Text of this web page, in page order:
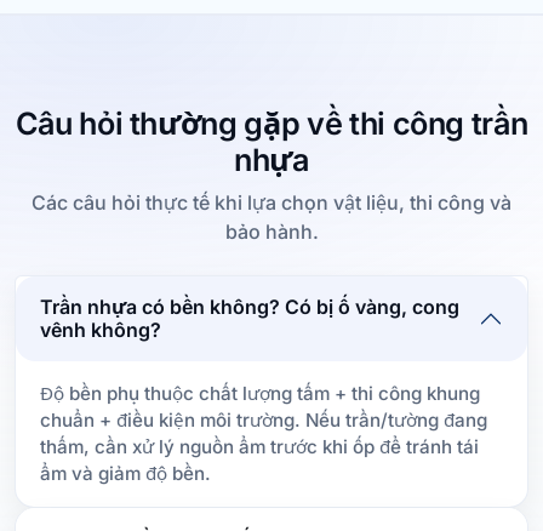
Câu hỏi thường gặp về thi công trần
nhựa
Các câu hỏi thực tế khi lựa chọn vật liệu, thi công và
bảo hành.
Trần nhựa có bền không? Có bị ố vàng, cong
vênh không?
Độ bền phụ thuộc chất lượng tấm + thi công khung
chuẩn + điều kiện môi trường. Nếu trần/tường đang
thấm, cần xử lý nguồn ẩm trước khi ốp để tránh tái
ẩm và giảm độ bền.